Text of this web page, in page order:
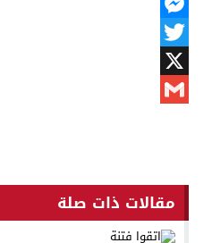
Messenger
Twitter
X
مقالات ذات صلة